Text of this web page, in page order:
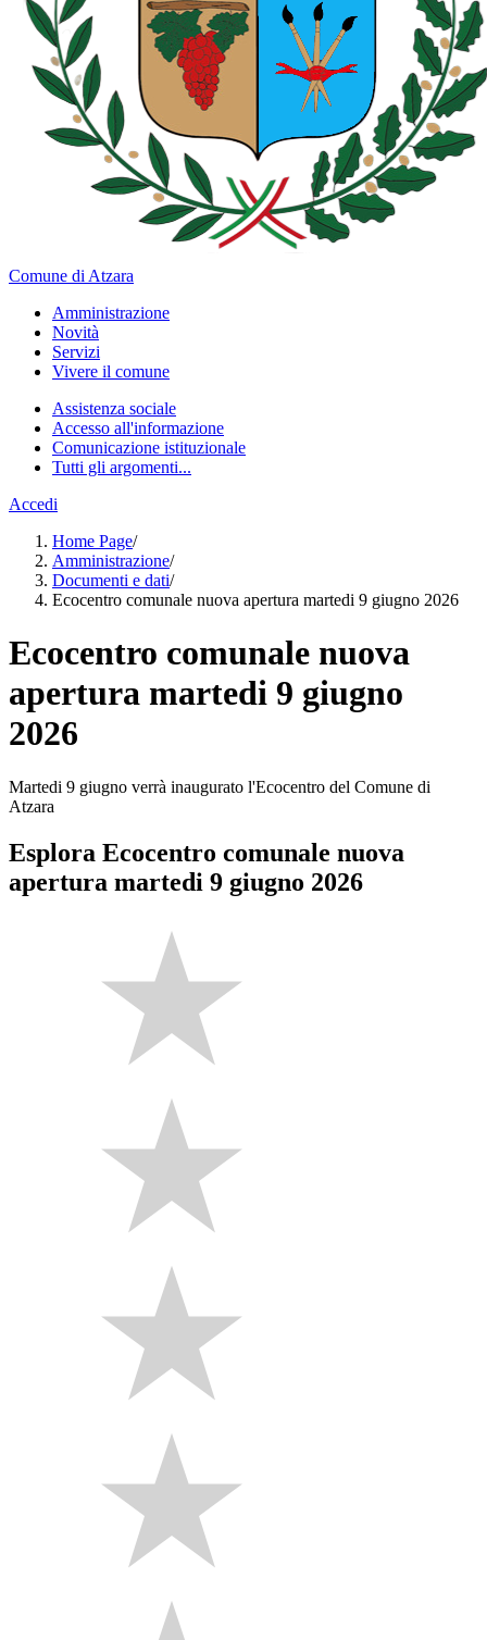
Comune di Atzara
Amministrazione
Novità
Servizi
Vivere il comune
Assistenza sociale
Accesso all'informazione
Comunicazione istituzionale
Tutti gli argomenti...
Accedi
Home Page/
Amministrazione/
Documenti e dati/
Ecocentro comunale nuova apertura martedi 9 giugno 2026
Ecocentro comunale nuova
apertura martedi 9 giugno
2026
Martedi 9 giugno verrà inaugurato l'Ecocentro del Comune di
Atzara
Esplora Ecocentro comunale nuova
apertura martedi 9 giugno 2026